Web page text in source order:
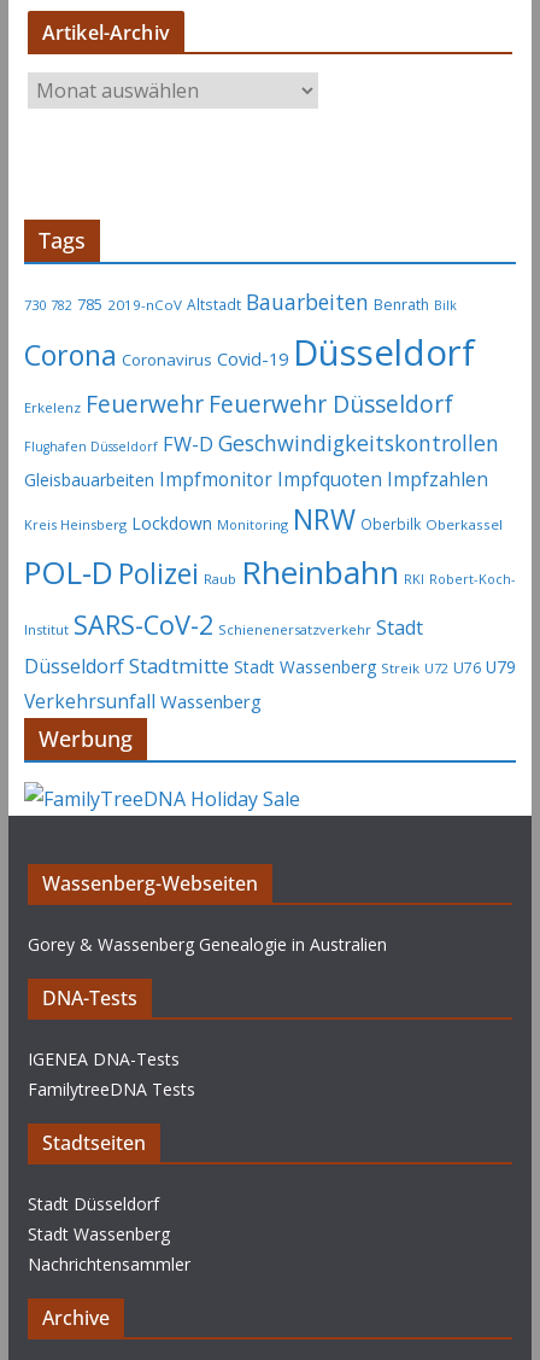
Artikel-Archiv
r
l
-
r
h
i
v
Tags
730 782 785 2019-nCoV Altstadt Bauarbeiten Benrath Bilk
Corona Coronavirus Covid-19 Düsseldorf
Erkelenz Feuerwehr Feuerwehr Düsseldorf
Flughafen Düsseldorf FW-D Geschwindigkeitskontrollen
Gleisbauarbeiten Impfmonitor Impfquoten Impfzahlen
Kreis Heinsberg Lockdown Monitoring NRW Oberbilk Oberkassel
POL-D Polizei Raub Rheinbahn RKI Robert-Koch-
Institut SARS-CoV-2 Schienenersatzverkehr Stadt
DüsseldorfStadtmitte Stadt Wassenberg Streik U72 U76 U79
Verkehrsunfall Wassenberg
Werbung
Wassenberg-Webseiten
Gorey & Wassenberg Genealogie in Australien
DNA-Tests
IGENEA DNA-Tests
FamilytreeDNA Tests
Stadtseiten
Stadt Düsseldorf
Stadt Wassenberg
Nachrichtensammler
Archive